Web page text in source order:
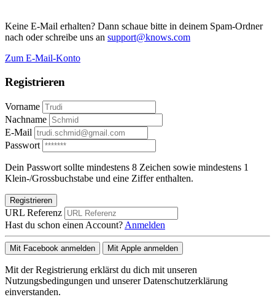
Keine E-Mail erhalten? Dann schaue bitte in deinem Spam-Ordner
nach oder schreibe uns an support@knows.com
Zum E-Mail-Konto
Registrieren
Vorname
Nachname
E-Mail
Passwort
Dein Passwort sollte mindestens 8 Zeichen sowie mindestens 1
Klein-/Grossbuchstabe und eine Ziffer enthalten.
Registrieren
URL Referenz
Hast du schon einen Account? Anmelden
Mit Facebook anmelden Mit Apple anmelden
Mit der Registrierung erklärst du dich mit unseren
Nutzungsbedingungen und unserer Datenschutzerklärung
einverstanden.